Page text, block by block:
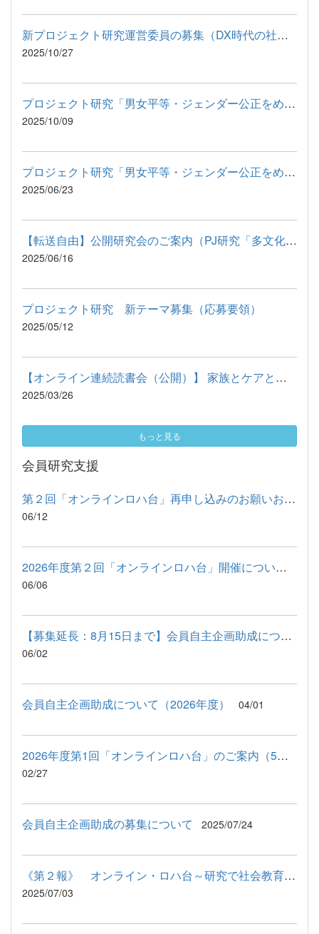
新プロジェクト研究運営委員の募集（DX時代の社会教育・生涯学習...
2025/10/27
プロジェクト研究「男女平等・ジェンダー公正をめぐる課題と社会...
2025/10/09
プロジェクト研究「男女平等・ジェンダー公正をめぐる課題と社会...
2025/06/23
【転送自由】公開研究会のご案内（PJ研究「多文化・多民族共生を...
2025/06/16
プロジェクト研究 新テーマ募集（応募要領）
2025/05/12
【オンライン連続読書会（公開）】 家族とケアと社会教育： 岡野...
2025/03/26
もっと見る
会員研究支援
第２回「オンラインロハ台」再申し込みのお願いおよび開催案内
06/12
2026年度第２回「オンラインロハ台」開催について（7月12日（日）...
06/06
【募集延長：8月15日まで】会員自主企画助成について（2026年度）
06/02
会員自主企画助成について（2026年度） 04/01
2026年度第1回「オンラインロハ台」のご案内（5月15日開催）
02/27
会員自主企画助成の募集について 2025/07/24
《第２報》 オンライン・ロハ台～研究で社会教育する！～（2025...
2025/07/03